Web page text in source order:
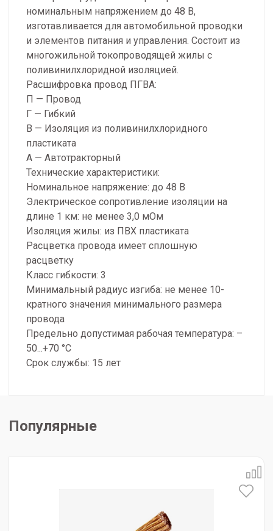
номинальным напряжением до 48 В,
изготавливается для автомобильной проводки
и элементов питания и управления. Состоит из
многожильной токопроводящей жилы с
поливинилхлоридной изоляцией.
Расшифровка провод ПГВА:
П — Провод
Г — Гибкий
В — Изоляция из поливинилхлоридного
пластиката
А — Автотракторный
Технические характеристики:
Номинальное напряжение: до 48 В
Электрическое сопротивление изоляции на
длине 1 км: не менее 3,0 мОм
Изоляция жилы: из ПВХ пластиката
Расцветка провода имеет сплошную
расцветку
Класс гибкости: 3
Минимальный радиус изгиба: не менее 10-
кратного значения минимального размера
провода
Предельно допустимая рабочая температура: –
50...+70 °С
Срок службы: 15 лет
Популярные